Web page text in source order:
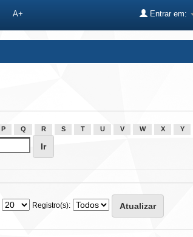
A+ Entrar em:
P Q R S T U V W X Y
Registro(s):